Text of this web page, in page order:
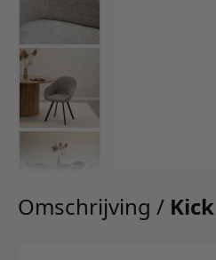
Omschrijving /